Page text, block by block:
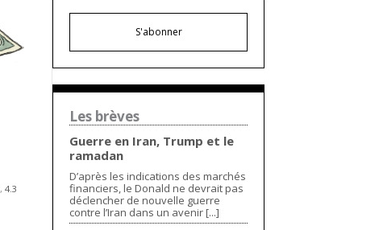
, 4.3
S'abonner
Les brèves
Guerre en Iran, Trump et le
ramadan
D’après les indications des marchés
financiers, le Donald ne devrait pas
déclencher de nouvelle guerre
contre l’Iran dans un avenir [...]